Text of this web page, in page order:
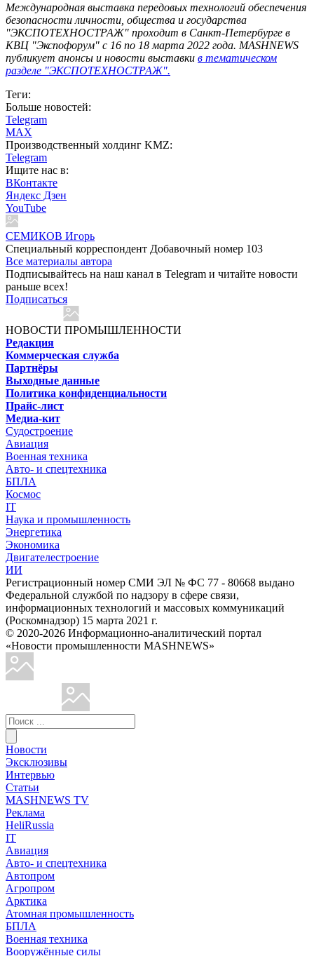
Международная выставка передовых технологий обеспечения
безопасности личности, общества и государства
"ЭКСПОТЕХНОСТРАЖ" проходит в Санкт-Петербурге в
КВЦ "Экспофорум" с 16 по 18 марта 2022 года. MASHNEWS
публикует анонсы и новости выставки в тематическом
разделе "ЭКСПОТЕХНОСТРАЖ".
Теги:
Больше новостей:
Telegram
MAX
Производственный холдинг KMZ:
Telegram
Ищите нас в:
ВКонтакте
Яндекс Дзен
YouTube
СЕМИКОВ Игорь
Специальный корреспондент Добавочный номер 103
Все материалы автора
Подписывайтесь на наш канал в Telegram и читайте новости
раньше всех!
Подписаться
НОВОСТИ ПРОМЫШЛЕННОСТИ
Редакция
Коммерческая служба
Партнёры
Выходные данные
Политика конфиденциальности
Прайс-лист
Медиа-кит
Судостроение
Авиация
Военная техника
Авто- и спецтехника
БПЛА
Космос
IT
Наука и промышленность
Энергетика
Экономика
Двигателестроение
ИИ
Регистрационный номер СМИ ЭЛ № ФС 77 - 80668 выдано
Федеральной службой по надзору в сфере связи,
информационных технологий и массовых коммуникаций
(Роскомнадзор) 15 марта 2021 г.
© 2020-2026 Информационно-аналитический портал
«Новости промышленности MASHNEWS»
Новости
Эксклюзивы
Интервью
Статьи
MASHNEWS TV
Реклама
HeliRussia
IT
Авиация
Авто- и спецтехника
Автопром
Агропром
Арктика
Атомная промышленность
БПЛА
Военная техника
Вооружённые силы